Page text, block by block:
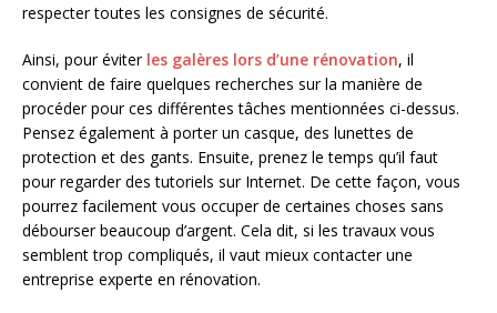
respecter toutes les consignes de sécurité.
Ainsi, pour éviter les galères lors d’une rénovation, il
convient de faire quelques recherches sur la manière de
procéder pour ces différentes tâches mentionnées ci-dessus.
Pensez également à porter un casque, des lunettes de
protection et des gants. Ensuite, prenez le temps qu’il faut
pour regarder des tutoriels sur Internet. De cette façon, vous
pourrez facilement vous occuper de certaines choses sans
débourser beaucoup d’argent. Cela dit, si les travaux vous
semblent trop compliqués, il vaut mieux contacter une
entreprise experte en rénovation.